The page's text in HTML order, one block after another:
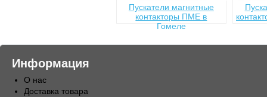
Пускатели магнитные
контакторы ПМЕ в
Гомеле
Информация
О нас
Доставка товара